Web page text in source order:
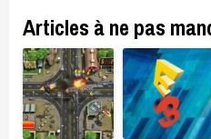
Articles à ne pas